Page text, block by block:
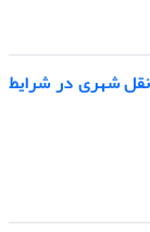
شهری در شرایط